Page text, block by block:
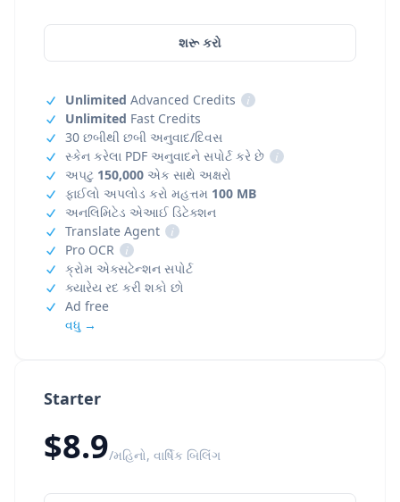
Starter
$8.9/મહિનો, વાર્ષિક બિલિંગ
શરૂ કરો
Unlimited Advanced Credits
i
Unlimited Fast Credits
30 છબીથી છબી અનુવાદ/દિવસ
સ્કેન કરેલા PDF અનુવાદને સપોર્ટ કરે છે
i
અપટુ 150,000 એક સાથે અક્ષરો
ફાઈલો અપલોડ કરો મહત્તમ 100 MB
અનલિમિટેડ એઆઈ ડિટેક્શન
Translate Agent
i
Pro OCR
i
ક્રોમ એક્સટેન્શન સપોર્ટ
ક્યારેય રદ કરી શકો છો
Ad free
વધુ →